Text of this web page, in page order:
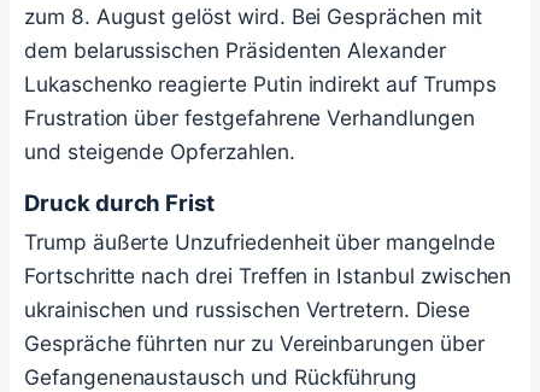
zum 8. August gelöst wird. Bei Gesprächen mit
dem belarussischen Präsidenten Alexander
Lukaschenko reagierte Putin indirekt auf Trumps
Frustration über festgefahrene Verhandlungen
und steigende Opferzahlen.
Druck durch Frist
Trump äußerte Unzufriedenheit über mangelnde
Fortschritte nach drei Treffen in Istanbul zwischen
ukrainischen und russischen Vertretern. Diese
Gespräche führten nur zu Vereinbarungen über
Gefangenenaustausch und Rückführung